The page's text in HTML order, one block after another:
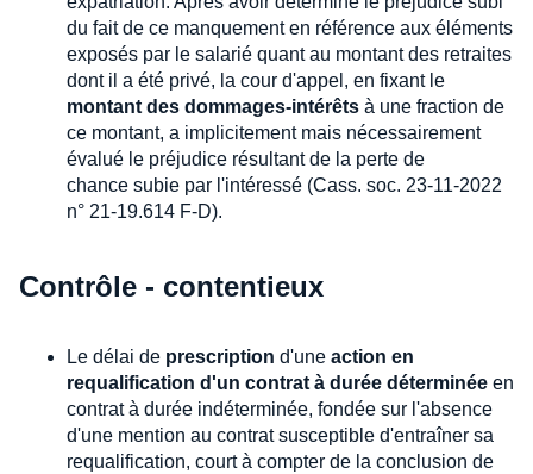
du fait de ce manquement en référence aux éléments
exposés par le salarié quant au montant des retraites
dont il a été privé, la cour d'appel, en fixant le
montant des dommages-intérêts à une fraction de
ce montant, a implicitement mais nécessairement
évalué le préjudice résultant de la perte de
chance subie par l'intéressé (Cass. soc. 23-11-2022
n° 21-19.614 F-D).
Contrôle - contentieux
Le délai de prescription d'une action en
requalification d'un contrat à durée déterminée en
contrat à durée indéterminée, fondée sur l'absence
d'une mention au contrat susceptible d'entraîner sa
requalification, court à compter de la conclusion de